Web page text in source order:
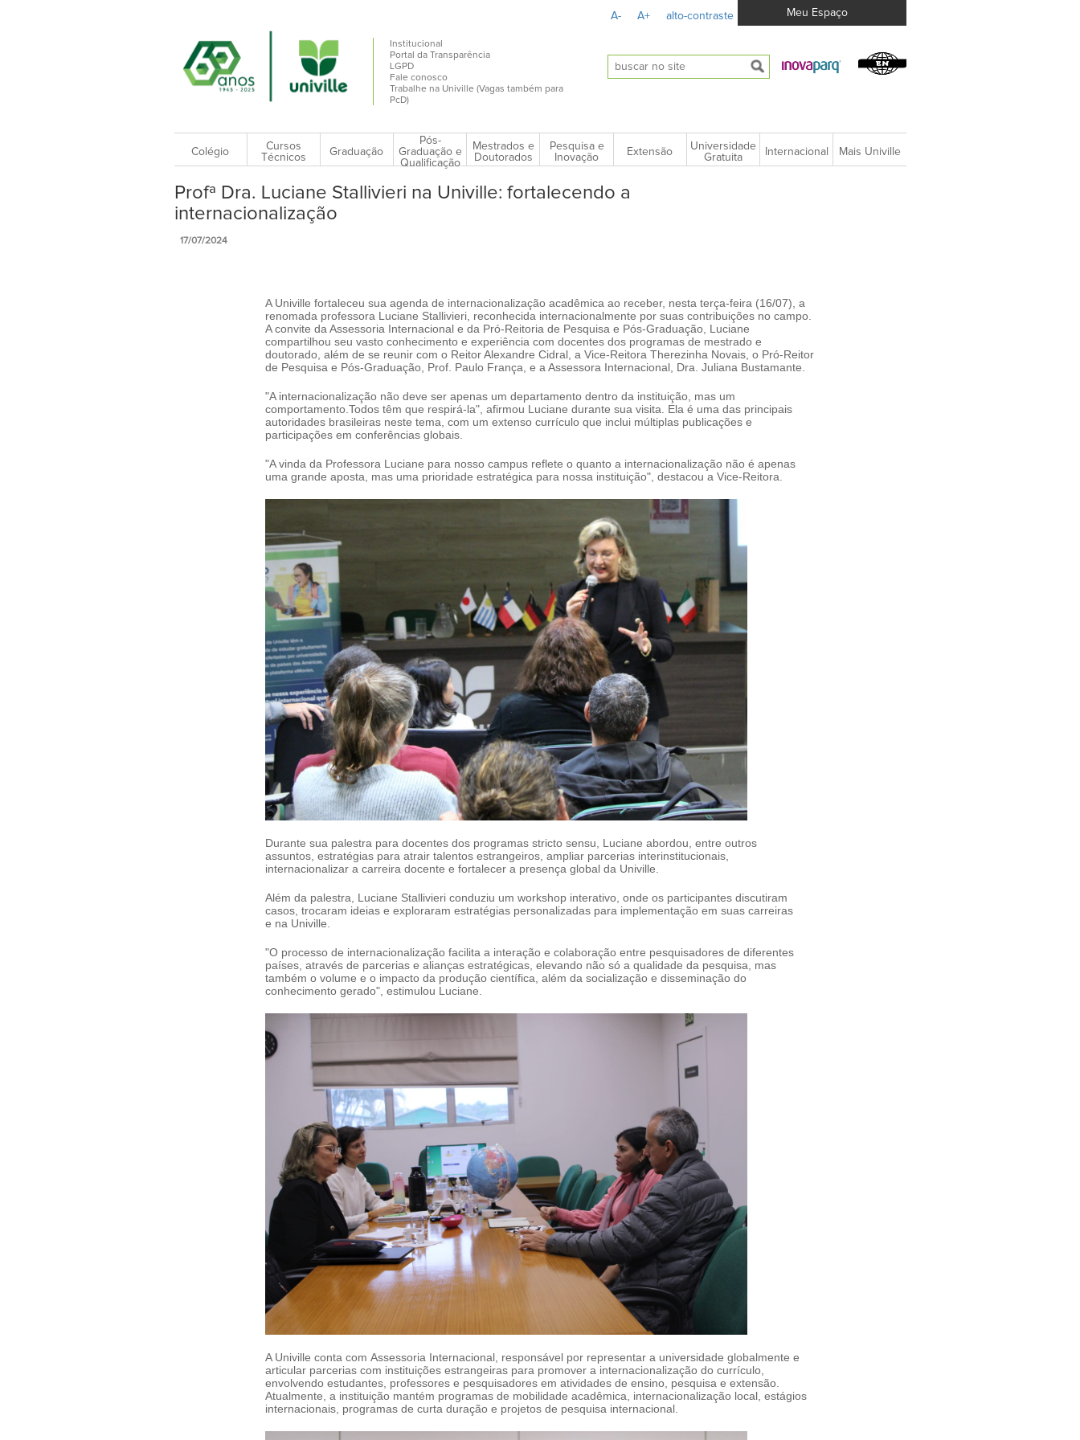
A- A+ alto-contraste Meu Espaço
Institucional
Portal da Transparência
LGPD
Fale conosco
Trabalhe na Univille (Vagas também para
PcD)
Colégio
Cursos
Técnicos
Graduação
Pós-
Graduação e
Qualificação
Mestrados e
Doutorados
Pesquisa e
Inovação
Extensão
Universidade
Gratuita
Internacional Mais Univille
Profª Dra. Luciane Stallivieri na Univille: fortalecendo a
internacionalização
17/07/2024
A Univille fortaleceu sua agenda de internacionalização acadêmica ao receber, nesta terça-feira (16/07), a
renomada professora Luciane Stallivieri, reconhecida internacionalmente por suas contribuições no campo.
A convite da Assessoria Internacional e da Pró-Reitoria de Pesquisa e Pós-Graduação, Luciane
compartilhou seu vasto conhecimento e experiência com docentes dos programas de mestrado e
doutorado, além de se reunir com o Reitor Alexandre Cidral, a Vice-Reitora Therezinha Novais, o Pró-Reitor
de Pesquisa e Pós-Graduação, Prof. Paulo França, e a Assessora Internacional, Dra. Juliana Bustamante.
"A internacionalização não deve ser apenas um departamento dentro da instituição, mas um
comportamento.Todos têm que respirá-la", afirmou Luciane durante sua visita. Ela é uma das principais
autoridades brasileiras neste tema, com um extenso currículo que inclui múltiplas publicações e
participações em conferências globais.
"A vinda da Professora Luciane para nosso campus reflete o quanto a internacionalização não é apenas
uma grande aposta, mas uma prioridade estratégica para nossa instituição", destacou a Vice-Reitora.
Durante sua palestra para docentes dos programasstricto sensu , Luciane abordou, entre outros
assuntos, estratégias para atrair talentos estrangeiros, ampliar parcerias interinstitucionais,
internacionalizar a carreira docente e fortalecer a presença global da Univille.
Além da palestra, Luciane Stallivieri conduziu um workshop interativo, onde os participantes discutiram
casos, trocaram ideias e exploraram estratégias personalizadas para implementação em suas carreiras
e na Univille.
"O processo de internacionalização facilita a interação e colaboração entre pesquisadores de diferentes
países, através de parcerias e alianças estratégicas, elevando não só a qualidade da pesquisa, mas
também o volume e o impacto da produção científica, além da socialização e disseminação do
conhecimento gerado", estimulou Luciane.
A Univille conta com Assessoria Internacional, responsável por representar a universidade globalmente e
articular parcerias com instituições estrangeiras para promover a internacionalização do currículo,
envolvendo estudantes, professores e pesquisadores em atividades de ensino, pesquisa e extensão.
Atualmente, a instituição mantém programas de mobilidade acadêmica, internacionalização local, estágios
internacionais, programas de curta duração e projetos de pesquisa internacional.